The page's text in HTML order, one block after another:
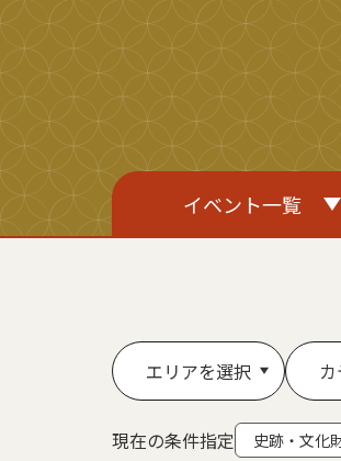
イベント一覧
エリアを選択
現在の条件指定 史跡・文化